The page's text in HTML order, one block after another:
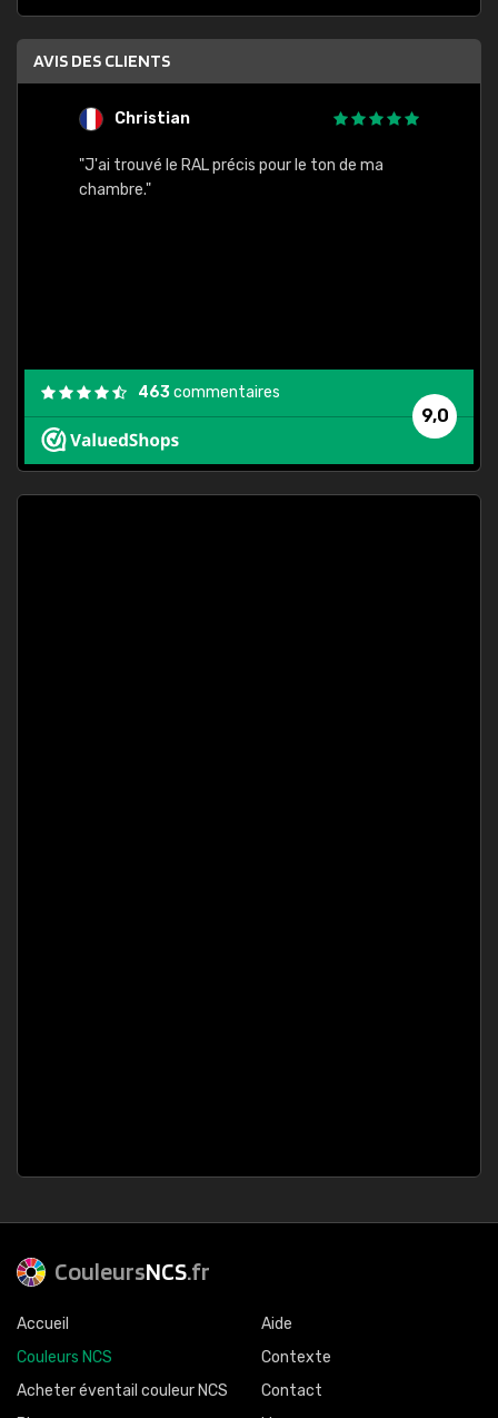
AVIS DES CLIENTS
Christian
"J'ai trouvé le RAL précis pour le ton de ma
chambre."
9,0
463commentaires
CouleursNCS.fr
Accueil
Couleurs NCS
Acheter éventail couleur NCS
Aide
Contexte
Contact